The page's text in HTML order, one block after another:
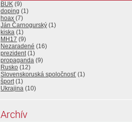
BUK (9)
doping (1)
hoax (7)
Ján Čarnogurský (1)
kiska (1)
MH17 (9)
Nezaradené (16)
prezident(1)
propaganda (9)
Rusko (12)
Slovenskoruská spoločnosť (1)
šport(1)
Ukrajina (10)
Archív